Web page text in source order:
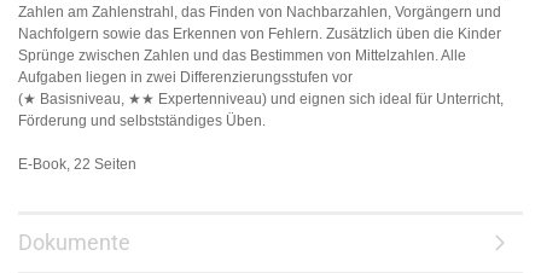
Zahlen am Zahlenstrahl, das Finden von Nachbarzahlen, Vorgängern und
Nachfolgern sowie das Erkennen von Fehlern. Zusätzlich üben die Kinder
Sprünge zwischen Zahlen und das Bestimmen von Mittelzahlen. Alle
Aufgaben liegen in zwei Differenzierungsstufen vor
(★ Basisniveau, ★★ Expertenniveau) und eignen sich ideal für Unterricht,
Förderung und selbstständiges Üben.
E-Book, 22 Seiten
Dokumente